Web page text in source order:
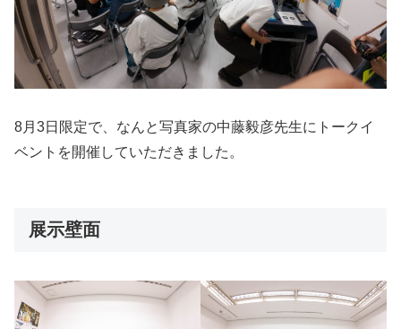
8月3日限定で、なんと写真家の中藤毅彦先生にトークイ
ベントを開催していただきました。
展示壁面